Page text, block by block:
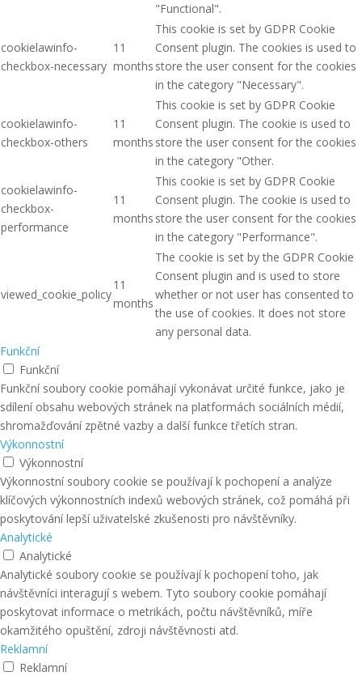
"Functional".
cookielawinfo-
checkbox-necessary
11
months
This cookie is set by GDPR Cookie
Consent plugin. The cookies is used to
store the user consent for the cookies
in the category "Necessary".
cookielawinfo-
checkbox-others
11
months
This cookie is set by GDPR Cookie
Consent plugin. The cookie is used to
store the user consent for the cookies
in the category "Other.
cookielawinfo-
checkbox-
performance
11
months
This cookie is set by GDPR Cookie
Consent plugin. The cookie is used to
store the user consent for the cookies
in the category "Performance".
viewed_cookie_policy
11
months
The cookie is set by the GDPR Cookie
Consent plugin and is used to store
whether or not user has consented to
the use of cookies. It does not store
any personal data.
Funkční
Funkční
Funkční soubory cookie pomáhají vykonávat určité funkce, jako je
sdílení obsahu webových stránek na platformách sociálních médií,
shromažďování zpětné vazby a další funkce třetích stran.
Výkonnostní
Výkonnostní
Výkonnostní soubory cookie se používají k pochopení a analýze
klíčových výkonnostních indexů webových stránek, což pomáhá při
poskytování lepší uživatelské zkušenosti pro návštěvníky.
Analytické
Analytické
Analytické soubory cookie se používají k pochopení toho, jak
návštěvníci interagují s webem. Tyto soubory cookie pomáhají
poskytovat informace o metrikách, počtu návštěvníků, míře
okamžitého opuštění, zdroji návštěvnosti atd.
Reklamní
Reklamní